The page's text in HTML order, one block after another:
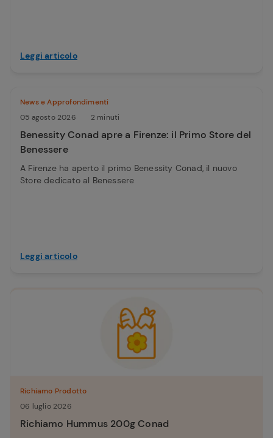
Leggi articolo
News e Approfondimenti
05 agosto 2026
2 minuti
Benessity Conad apre a Firenze: il Primo Store del
Benessere
A Firenze ha aperto il primo Benessity Conad, il nuovo
Store dedicato al Benessere
Leggi articolo
Richiamo Prodotto
06 luglio 2026
Richiamo Hummus 200g Conad